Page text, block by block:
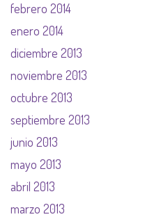
febrero 2014
enero 2014
diciembre 2013
noviembre 2013
octubre 2013
septiembre 2013
junio 2013
mayo 2013
abril 2013
marzo 2013